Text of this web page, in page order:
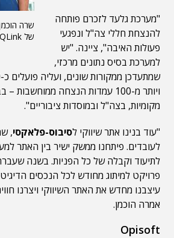
שרה
של SQLink בבני ברק.
"מערכת גלעד לזכרם פותחה
להנצחת חללי צה"ל ונפגעי
פעולות האיבה", ציינה. "יש
למערכת בסיס נתונים מרכזי,
ויותר מ-100 עמדות הנצחה
מקומיות, בצה"ל ובמוסדות ציבוריים".
"עוד בנינו אתר שיווקי לסיבוס-פלאקסי,
לעובדים. פיתחנו ממשק ישיר בין האתר
לתיעוד וקבלה של כל הפניות. בשנה
פרויקט למיתוג מחודש לכל הנכסים
עיצבנו מחדש את האתר השיווקי ויצרנו
אמרה הוכמן.
Opisoft